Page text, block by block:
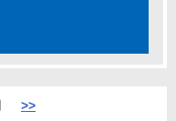
>>